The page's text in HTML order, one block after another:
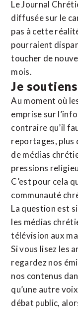
Le Journal
diffusée sur le
pas à cette
pourraient
toucher de
mois.
Je
Au moment où
emprise sur
contraire qu’il
reportages, plus
de médias
pressions
C’est pour cela
communauté
La question est
les médias
télévision aux
Si vous lisez les
regardez nos
nos contenus
qu’une autre
débat public,